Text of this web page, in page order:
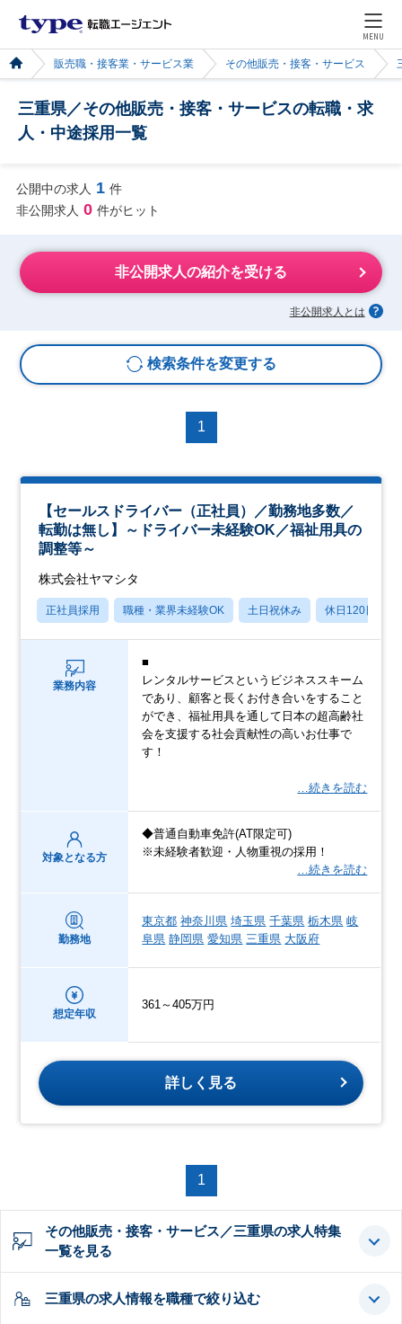
MENU
販売職・接客業・サービス業 その他販売・接客・サービス
三重県／その他販売・接客・サービスの転職・求
人・中途採用一覧
公開中の求人 1 件
非公開求人 0 件がヒット
非公開求人の紹介を受ける
非公開求人とは
検索条件を変更する
1
【セールスドライバー（正社員）／勤務地多数／
転勤は無し】～ドライバー未経験OK／福祉用具の
調整等～
株式会社ヤマシタ
正社員採用 職種・業界未経験OK 土日祝休み 休日120日以上
業務内容
■
レンタルサービスというビジネススキーム
であり、顧客と長くお付き合いをすること
ができ、福祉用具を通して日本の超高齢社
会を支援する社会貢献性の高いお仕事で
す！
…続きを読む
対象となる方
◆普通自動車免許(AT限定可)
※未経験者歓迎・人物重視の採用！
…続きを読む
勤務地
東京都 神奈川県 埼玉県 千葉県 栃木県 岐
阜県 静岡県 愛知県 三重県 大阪府
想定年収
361～405万円
詳しく見る
1
その他販売・接客・サービス／三重県の求人特集
一覧を見る
三重県の求人情報を職種で絞り込む